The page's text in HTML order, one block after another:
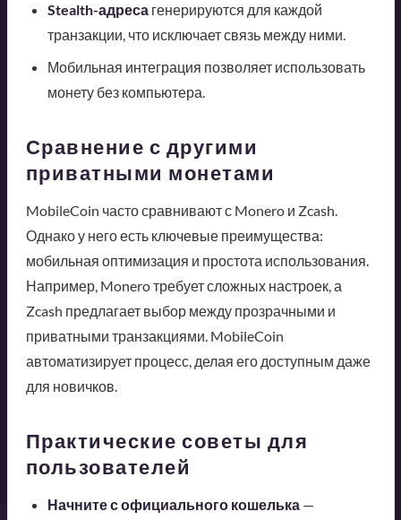
Stealth-адресагенерируются для каждой
транзакции, что исключает связь между ними.
Мобильная интеграция позволяет использовать
монету без компьютера.
Сравнение с другими
приватными монетами
MobileCoin часто сравнивают с Monero и Zcash.
Однако у него есть ключевые преимущества:
мобильная оптимизация и простота использования.
Например, Monero требует сложных настроек, а
Zcash предлагает выбор между прозрачными и
приватными транзакциями. MobileCoin
автоматизирует процесс, делая его доступным даже
для новичков.
Практические советы для
пользователей
Начните с официального кошелька—